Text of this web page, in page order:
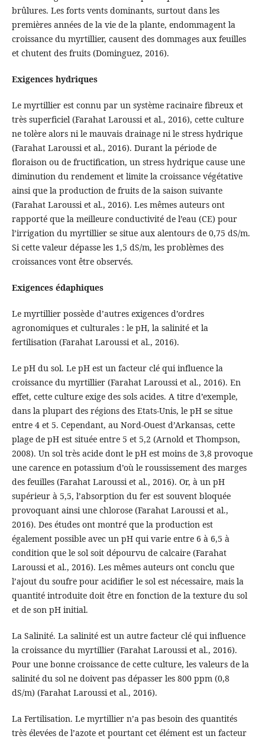
brûlures. Les forts vents dominants, surtout dans les
premières années de la vie de la plante, endommagent la
croissance du myrtillier, causent des dommages aux feuilles
et chutent des fruits (Dominguez, 2016).
Exigences hydriques
Le myrtillier est connu par un système racinaire fibreux et
très superficiel (Farahat Laroussi et al., 2016), cette culture
ne tolère alors ni le mauvais drainage ni le stress hydrique
(Farahat Laroussi et al., 2016). Durant la période de
floraison ou de fructification, un stress hydrique cause une
diminution du rendement et limite la croissance végétative
ainsi que la production de fruits de la saison suivante
(Farahat Laroussi et al., 2016). Les mêmes auteurs ont
rapporté que la meilleure conductivité de l’eau (CE) pour
l’irrigation du myrtillier se situe aux alentours de 0,75 dS/m.
Si cette valeur dépasse les 1,5 dS/m, les problèmes des
croissances vont être observés.
Exigences édaphiques
Le myrtillier possède d’autres exigences d’ordres
agronomiques et culturales : le pH, la salinité et la
fertilisation (Farahat Laroussi et al., 2016).
Le pH du sol. Le pH est un facteur clé qui influence la
croissance du myrtillier (Farahat Laroussi et al., 2016). En
effet, cette culture exige des sols acides. A titre d’exemple,
dans la plupart des régions des Etats-Unis, le pH se situe
entre 4 et 5. Cependant, au Nord-Ouest d’Arkansas, cette
plage de pH est située entre 5 et 5,2 (Arnold et Thompson,
2008). Un sol très acide dont le pH est moins de 3,8 provoque
une carence en potassium d’où le roussissement des marges
des feuilles (Farahat Laroussi et al., 2016). Or, à un pH
supérieur à 5,5, l’absorption du fer est souvent bloquée
provoquant ainsi une chlorose (Farahat Laroussi et al.,
2016). Des études ont montré que la production est
également possible avec un pH qui varie entre 6 à 6,5 à
condition que le sol soit dépourvu de calcaire (Farahat
Laroussi et al., 2016). Les mêmes auteurs ont conclu que
l’ajout du soufre pour acidifier le sol est nécessaire, mais la
quantité introduite doit être en fonction de la texture du sol
et de son pH initial.
La Salinité. La salinité est un autre facteur clé qui influence
la croissance du myrtillier (Farahat Laroussi et al., 2016).
Pour une bonne croissance de cette culture, les valeurs de la
salinité du sol ne doivent pas dépasser les 800 ppm (0,8
dS/m) (Farahat Laroussi et al., 2016).
La Fertilisation. Le myrtillier n’a pas besoin des quantités
très élevées de l’azote et pourtant cet élément est un facteur